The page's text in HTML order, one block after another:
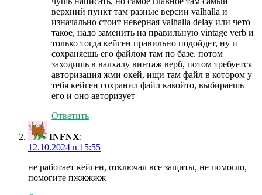
верхний пункт там разные версии valhalla и
изначально стоит неверная valhalla delay или чето
такое, надо заменить на правильную vintage verb и
только тогда кейген правильно подойдет, ну и
сохраняешь его файлом там по базе. потом
заходишь в валхалу винтаж верб, потом требуется
авторизация жми окей, ищи там файл в котором у
тебя кейген сохранил файл какойто, выбираешь
его и оно авторизует
Ответить
INFNX:
12.10.2024 в 15:55
не работает кейген, отключал все защиты, не помогло,
помогите пжжжжж